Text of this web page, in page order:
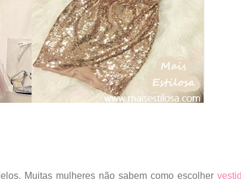
Muitas mulheres não sabem como escolher